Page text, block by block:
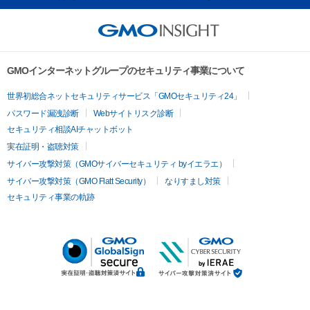
GMOインターネットグループのセキュリティ事業について
世界初総合ネットセキュリティサービス「GMOセキュリティ24」
パスワード漏洩診断
Webサイトリスク診断
セキュリティ相談AIチャットボット
実在証明・盗聴対策
サイバー攻撃対策（GMOサイバーセキュリティ byイエラエ）
サイバー攻撃対策（GMO Flatt Security）
なりすまし対策
セキュリティ事業の軌跡